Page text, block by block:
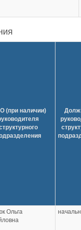
(при наличии)
Ольга